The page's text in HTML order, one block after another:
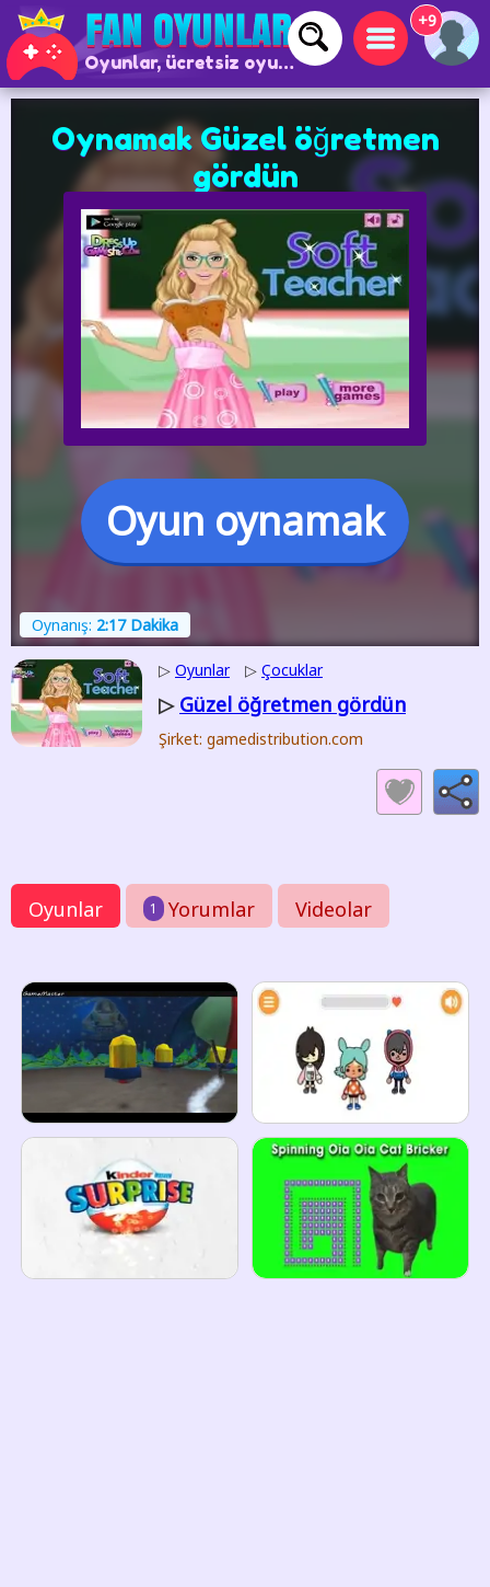
Oyunlar, ücretsiz oyunlar ve çevrimiçi oyunlar
+9
Oynamak Güzel öğretmen
gördün
Oyun oynamak
Oynanış: 2:17 Dakika
▷ Oyunlar ▷ Çocuklar
▷ Güzel öğretmen gördün
Şirket: gamedistribution.com
Oyunlar 1 Yorumlar Videolar